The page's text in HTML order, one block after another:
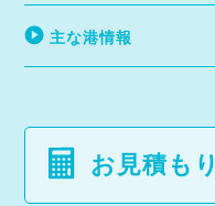
主な港情報
お見積もり